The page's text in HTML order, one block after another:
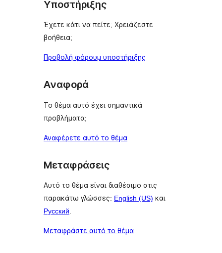
Υποστήριξης
Έχετε κάτι να πείτε; Χρειάζεστε
βοήθεια;
Προβολή φόρουμ υποστήριξης
Αναφορά
Το θέμα αυτό έχει σημαντικά
προβλήματα;
Αναφέρετε αυτό το θέμα
Μεταφράσεις
Αυτό το θέμα είναι διαθέσιμο στις
παρακάτω γλώσσες: English (US) και
Русский.
Μεταφράστε αυτό το θέμα